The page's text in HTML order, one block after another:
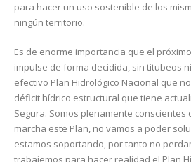
para hacer un uso sostenible de los
ningún territorio.
Es de enorme importancia que el
impulse de forma decidida, sin titubeos
efectivo Plan Hidrológico Nacional que
déficit hídrico estructural que tiene
Segura. Somos plenamente conscientes
marcha este Plan, no vamos a poder
estamos soportando, por tanto no
trabajemos para hacer realidad el Plan